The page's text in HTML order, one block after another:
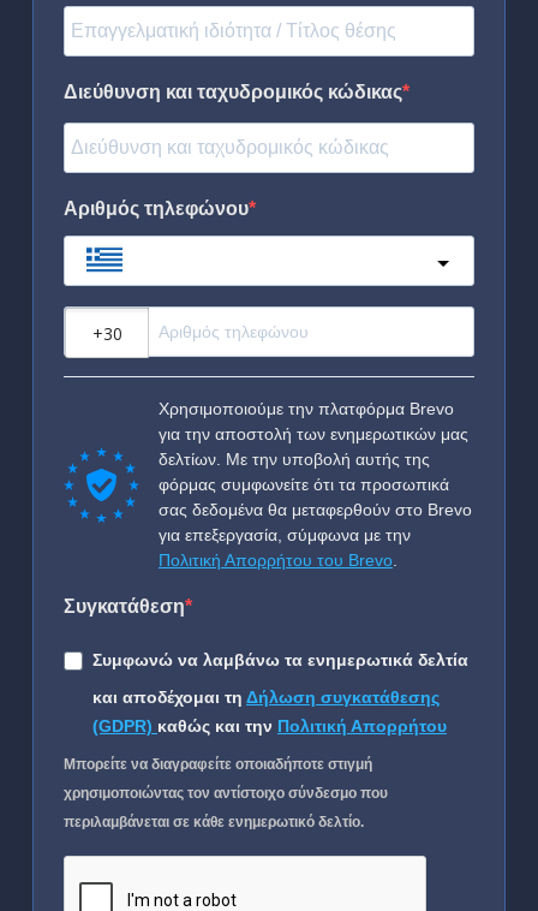
Διεύθυνση και ταχυδρομικός κώδικας
Αριθμός τηλεφώνου
Χρησιμοποιούμε την πλατφόρμα Brevo
για την αποστολή των ενημερωτικών μας
δελτίων. Με την υποβολή αυτής της
φόρμας συμφωνείτε ότι τα προσωπικά
σας δεδομένα θα μεταφερθούν στο Brevo
για επεξεργασία, σύμφωνα με την
Πολιτική Απορρήτου του Brevo
Συγκατάθεση
Συμφωνώ να λαμβάνω τα ενημερωτικά δελτία
και αποδέχομαι τη Δήλωση συγκατάθεσης
(GDPR) καθώς και την Πολιτική Απορρήτου
Μπορείτε να διαγραφείτε οποιαδήποτε στιγμή
χρησιμοποιώντας τον αντίστοιχο σύνδεσμο που
περιλαμβάνεται σε κάθε ενημερωτικό δελτίο.